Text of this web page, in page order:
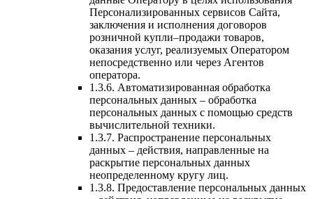
Персонализированных сервисов Сайта,
заключения и исполнения договоров
розничной купли–продажи товаров,
оказания услуг, реализуемых Оператором
непосредственно или через Агентов
оператора.
1.3.6. Автоматизированная обработка
персональных данных – обработка
персональных данных с помощью средств
вычислительной техники.
1.3.7. Распространение персональных
данных – действия, направленные на
раскрытие персональных данных
неопределенному кругу лиц.
1.3.8. Предоставление персональных данных